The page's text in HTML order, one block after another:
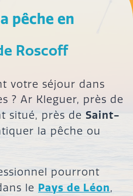
pêche en
Roscoff
votre séjour dans
? Ar Kleguer, près de
situé, près de Saint-
la pêche ou
pourront
le Pays de Léon,